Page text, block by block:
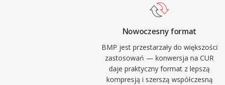
Nowoczesny format
BMP jest przestarzały do większości
zastosowań — konwersja na CUR
daje praktyczny format z lepszą
kompresją i szerszą współczesną